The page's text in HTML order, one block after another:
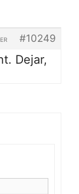
#10249
Dejar,